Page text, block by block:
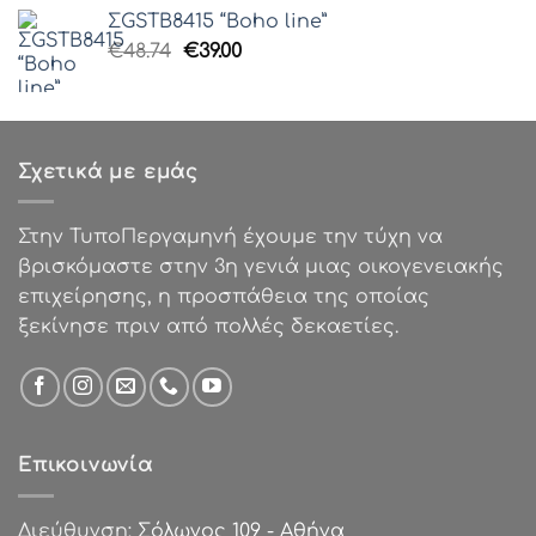
€48.74.είναι:
€39.00.
ΣGSTB8415 “Boho line”
€48.74 Original
€48.74.
€39.00Η
είναι:
Σχετικά με εμάς
Στην ΤυποΠεργαμηνή έχουμε την τύχη να
βρισκόμαστε στην 3η γενιά μιας οικογενειακής
επιχείρησης, η προσπάθεια της οποίας
ξεκίνησε πριν από πολλές δεκαετίες.
Επικοινωνία
Διεύθυνση: Σόλωνος 109 - Αθήνα